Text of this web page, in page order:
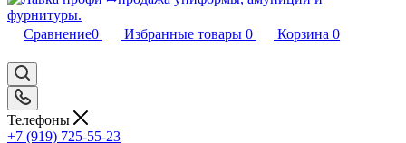
Сравнение0 Избранные товары 0 Корзина 0
Телефоны
+7 (919) 725-55-23